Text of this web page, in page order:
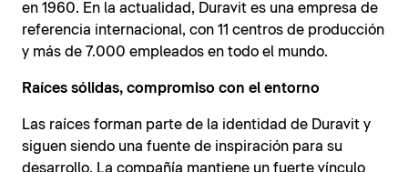
en 1960. En la actualidad, Duravit es una empresa de
referencia internacional, con 11 centros de producción
y más de 7.000 empleados en todo el mundo.
Raíces sólidas, compromiso con el entorno
Las raíces forman parte de la identidad de Duravit y
siguen siendo una fuente de inspiración para su
desarrollo. La compañía mantiene un fuerte vínculo